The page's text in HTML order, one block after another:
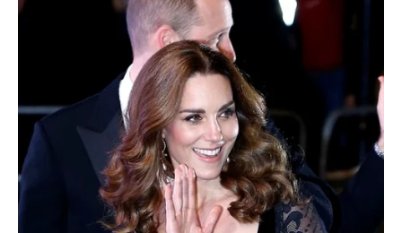
Danas, umjesto jurnjave za instant popularnošću, Predrag
strpljivo gradi karijeru. Njegova borba nije da se oslobodi
Stanoja, već da publici pokaže nove slojeve sebe.
U svijetu u
kojem se uspjeh mjeri brzinom, on je izabrao trajnost.
Bez
skandala, bez potrebe da se dokazuje, sa jasnim osjećajem
ko je i šta želi.
Zanimljivo je da mnogi tek sada, gledajući njegove novije